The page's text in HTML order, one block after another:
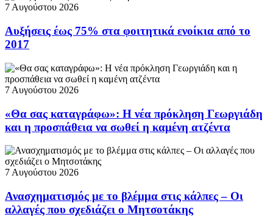
7 Αυγούστου 2026
Αυξήσεις έως 75% στα φοιτητικά ενοίκια από το
2017
7 Αυγούστου 2026
«Θα σας καταγράφω»: Η νέα πρόκληση Γεωργιάδη
και η προσπάθεια να σωθεί η καμένη ατζέντα
7 Αυγούστου 2026
Ανασχηματισμός με το βλέμμα στις κάλπες – Οι
αλλαγές που σχεδιάζει ο Μητσοτάκης